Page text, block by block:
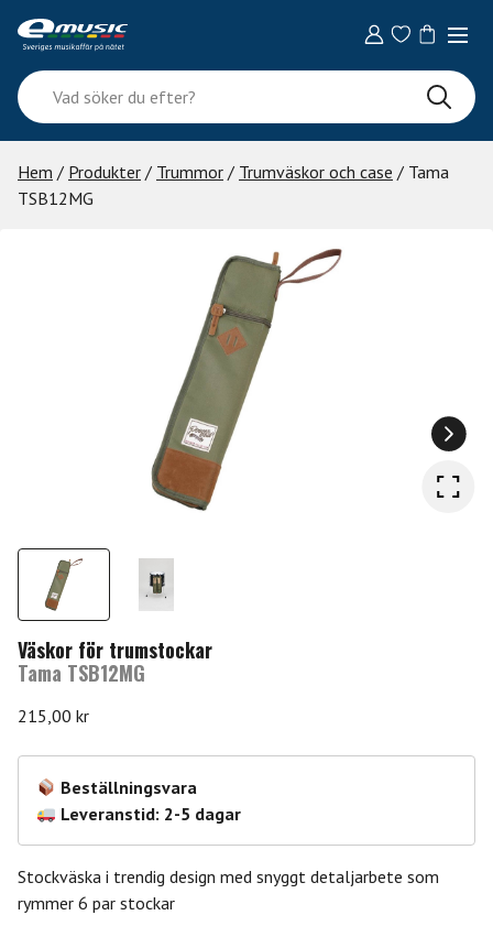
content
Vad
söker
du
efter?
Hem / Produkter / Trummor / Trumväskor och case / Tama
TSB12MG
Väskor för trumstockar
Tama TSB12MG
215,00 kr
Beställningsvara
Leveranstid: 2-5 dagar
Stockväska i trendig design med snyggt detaljarbete som
rymmer 6 par stockar